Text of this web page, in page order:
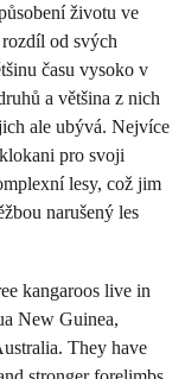
životu ve
od svých
času vysoko v
a většina z nich
ale ubývá. Nejvíce
pro svoji
lesy, což jim
narušený les